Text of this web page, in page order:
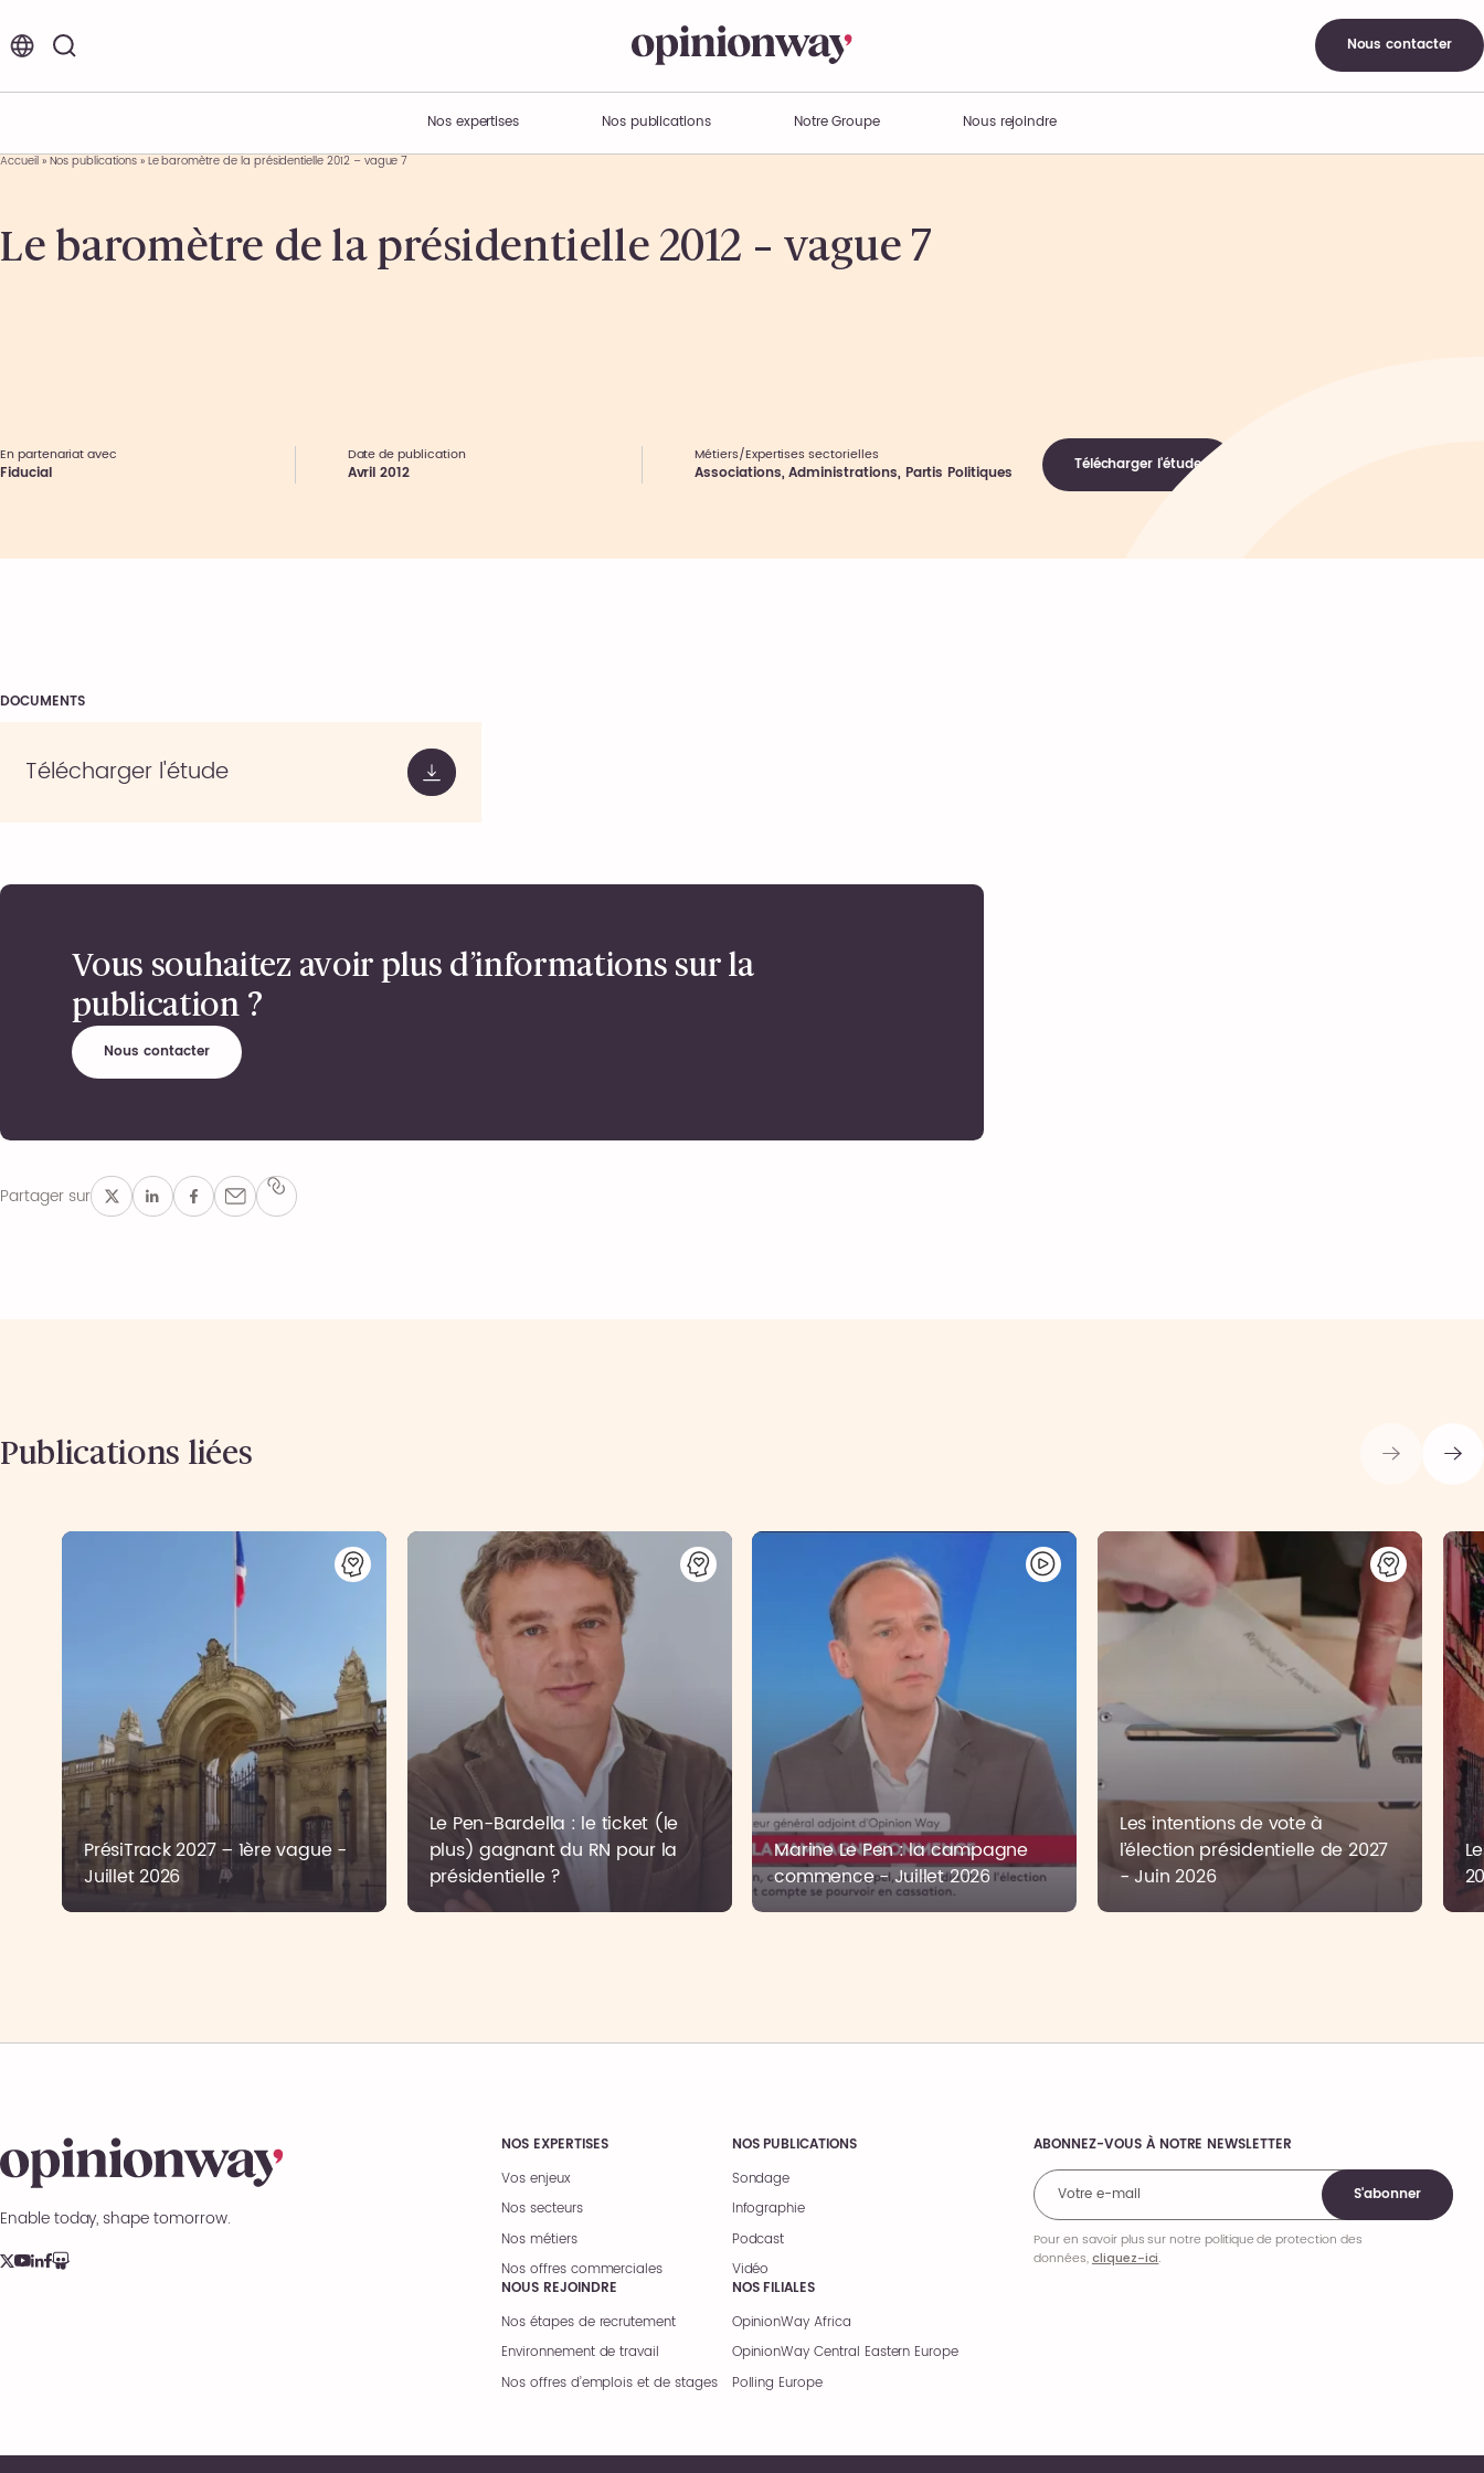
Nous contacter
Nos expertises
Vos enjeux
Expertises métiers
Nos publications Notre Groupe
Acteur de l’innovation
Présentation du Groupe
Nous rejoindre
Nos offres d’emplois et de stages
Environnement de travail
Accueil»Nos publications»Le baromètre de la présidentielle 2012 – vague 7
Le baromètre de la présidentielle 2012 – vague 7
En partenariat avec
Fiducial
Date de publication
Avril 2012
Métiers/Expertises sectorielles
Associations, Administrations, Partis Politiques Télécharger l'étude
DOCUMENTS
Télécharger l'étude
Vous souhaitez avoir plus d’informations sur la
publication ?
Nous contacter
Partager sur
Publications liées
PrésiTrack 2027 – 1ère vague -
Juillet 2026
Le Pen-Bardella : le ticket (le
plus) gagnant du RN pour la
présidentielle ?
Marine Le Pen : la campagne
commence - Juillet 2026
Les intentions de vote à
l’élection présidentielle de 2027
- Juin 2026
Enable today, shape tomorrow.
NOS EXPERTISES
Vos enjeux
Nos secteurs
Nos métiers
Nos offres commerciales
NOS PUBLICATIONS
Sondage
Infographie
Podcast
Vidéo
NOUS REJOINDRE
Nos étapes de recrutement
Environnement de travail
Nos offres d’emplois et de stages
NOS FILIALES
OpinionWay Africa
OpinionWay Central Eastern Europe
Polling Europe
Comments
ABONNEZ-VOUS À NOTRE NEWSLETTER
S'abonner
Pour en savoir plus sur notre politique de protection des
données,cliquez-ici.